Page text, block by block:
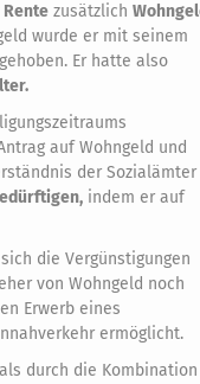
Rente zusätzlich
wurde er mit seinem
Er hatte also
auf Wohngeld und
der Sozialämter
indem er auf
die Vergünstigungen
von Wohngeld noch
Erwerb eines
ermöglicht.
durch die Kombination